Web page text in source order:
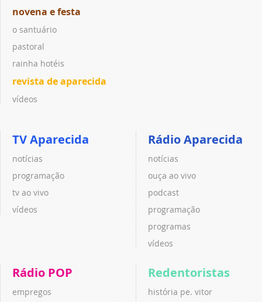
novena e festa
o santuário
pastoral
rainha hotéis
revista de aparecida
vídeos
TV Aparecida
notícias
programação
tv ao vivo
vídeos
Rádio Aparecida
notícias
ouça ao vivo
podcast
programação
programas
vídeos
Rádio POP
empregos
Redentoristas
história pe. vitor